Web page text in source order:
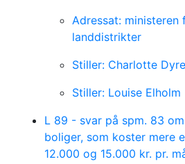
Adressat:
landdistrikter
Stiller: Charlotte
Stiller: Louise Elholm
L 89 - svar på spm. 83
boliger, som koster mere
12.000 og 15.000 kr. pr.